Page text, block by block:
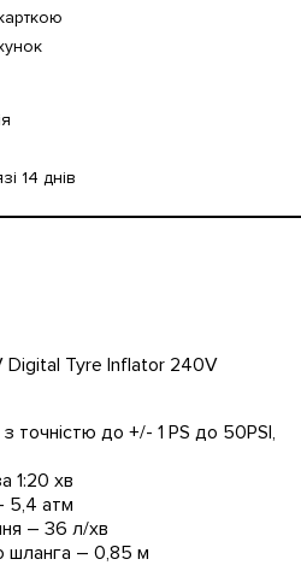
14 днів
Digital Tyre Inflator 240V
точністю до +/- 1 PS до 50PSI,
1:20 хв
5,4 атм
– 36 л/хв
шланга – 0,85 м